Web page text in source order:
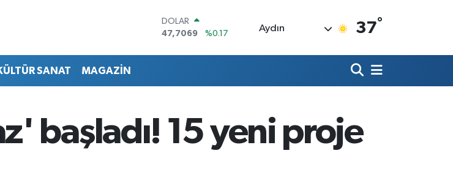
DOLAR
47,7069
%0.17
BİST100
13.887
%64
BITCOIN
Aydın 37°
SANAT MAGAZİN
başladı! 15 yeni proje